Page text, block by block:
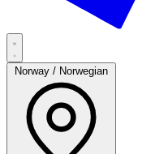
Norway / Norwegian